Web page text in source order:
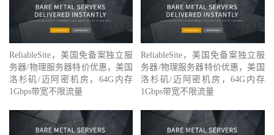
ReliableSite，美国免备案独立服
务器/物理服务器特价优惠，美国
洛杉矶/迈阿密机房，64G内存
1Gbps带宽不限流量
ReliableSite，美国免备案独立服
务器/物理服务器特价优惠，美国
洛杉矶/迈阿密机房，64G内存
1Gbps带宽不限流量